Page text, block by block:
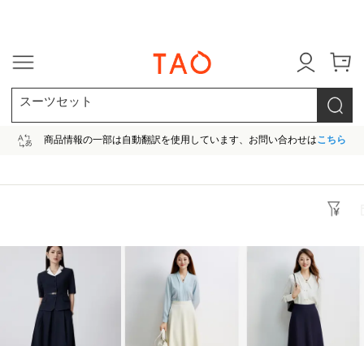
スーツセット
商品情報の一部は自動翻訳を使用しています、お問い合わせはこちら